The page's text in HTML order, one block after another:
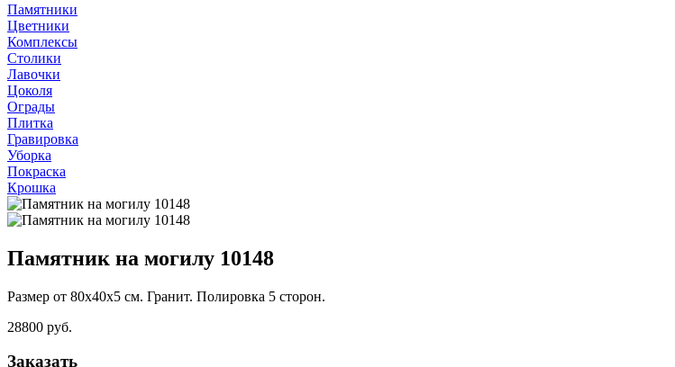
Памятники
Цветники
Комплексы
Столики
Лавочки
Цоколя
Ограды
Плитка
Гравировка
Уборка
Покраска
Крошка
Памятник на могилу 10148
Размер от 80х40х5 см. Гранит. Полировка 5 сторон.
28800 руб.
Заказать